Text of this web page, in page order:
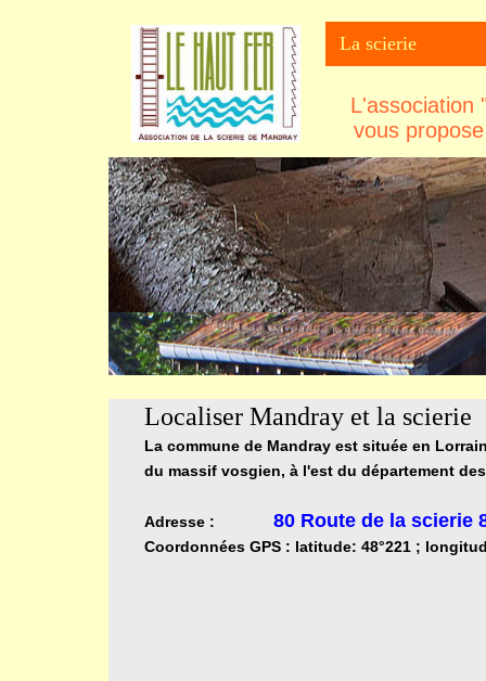
La scierie
L'association
vous
Localiser Mandray et la scierie
La commune de Mandray est située en
du massif vosgien, à l'est du département
Adresse : 80 Route de la scierie
Coordonnées GPS : latitude: 48°221 ;